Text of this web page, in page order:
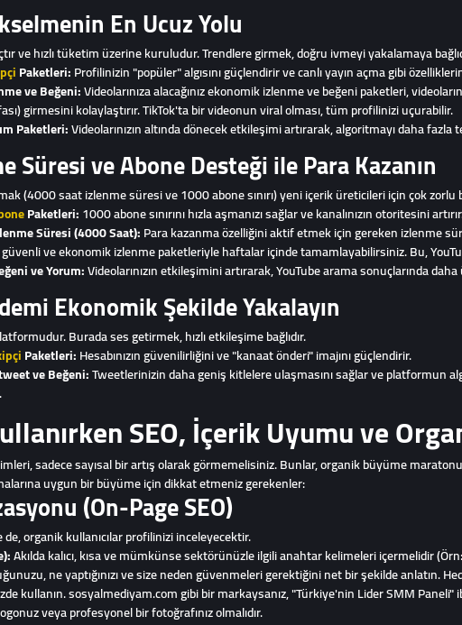
En Ucuz Yolu
ve hızlı tüketim üzerine kuruludur. Trendlere girmek, doğru ivmeyi yakalamaya
Paketleri:Profilinizin "popüler" algısını güçlendirir ve canlı yayın açma gibi
ve Beğeni:Videolarınıza alacağınız ekonomik izlenme ve beğeni paketleri,
girmesini kolaylaştırır. TikTok'ta bir videonun viral olması, tüm profilinizi uçurabilir.
Paketleri:Videolarınızın altında dönecek etkileşimi artırarak, algoritmayı daha fazla
Süresi ve Abone Desteği ile Para Kazanın
(4000 saat izlenme süresi ve 1000 abone sınırı) yeni içerik üreticileri için çok
Paketleri:1000 abone sınırını hızla aşmanızı sağlar ve kanalınızın otoritesini
Süresi (4000 Saat):Para kazanma özelliğini aktif etmek için gereken izlenme
ve ekonomik izlenme paketleriyle haftalar içinde tamamlayabilirsiniz. Bu,
ve Yorum:Videolarınızın etkileşimini artırarak, YouTube arama sonuçlarında daha
Ekonomik Şekilde Yakalayın
Burada ses getirmek, hızlı etkileşime bağlıdır.
Paketleri:Hesabınızın güvenilirliğini ve "kanaat önderi" imajını güçlendirir.
ve Beğeni:Tweetlerinizin daha geniş kitlelere ulaşmasını sağlar ve platformun
SEO, İçerik Uyumu ve
sadece sayısal bir artış olarak görmemelisiniz. Bunlar, organik büyüme
uygun bir büyüme için dikkat etmeniz gerekenler:
(On-Page SEO)
organik kullanıcılar profilinizi inceleyecektir.
Akılda kalıcı, kısa ve mümkünse sektörünüzle ilgili anahtar kelimeleri içermelidir
ne yaptığınızı ve size neden güvenmeleri gerektiğini net bir şekilde anlatın.
kullanın. sosyalmediyam.com gibi bir markaysanız, "Türkiye'nin Lider SMM Paneli"
veya profesyonel bir fotoğrafınız olmalıdır.